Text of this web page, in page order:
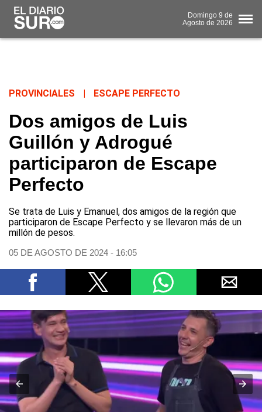
Domingo 9 de
Agosto de 2026
PROVINCIALES ESCAPE PERFECTO
Dos amigos de Luis
Guillón y Adrogué
participaron de Escape
Perfecto
Se trata de Luis y Emanuel, dos amigos de la región que
participaron de Escape Perfecto y se llevaron más de un
millón de pesos.
05 DE AGOSTO DE 2024 - 16:05